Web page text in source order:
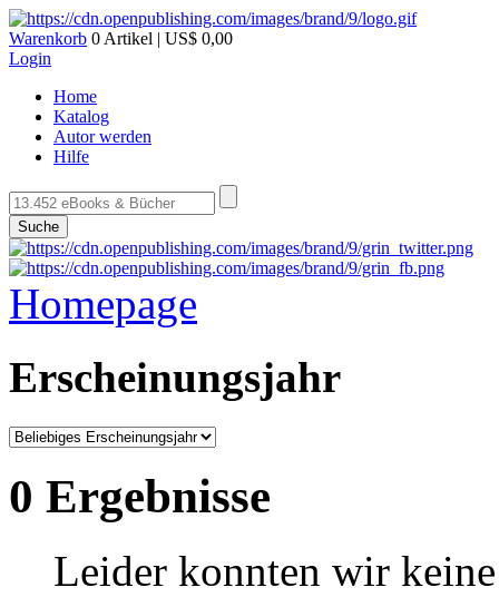
Warenkorb 0 Artikel | US$ 0,00
Login
Home
Katalog
Autor werden
Hilfe
Suche
Homepage
Erscheinungsjahr
0 Ergebnisse
Leider konnten wir